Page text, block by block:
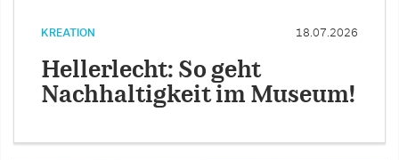
KREATION 18.07.2026
Hellerlecht: So geht
Nachhaltigkeit im Museum!